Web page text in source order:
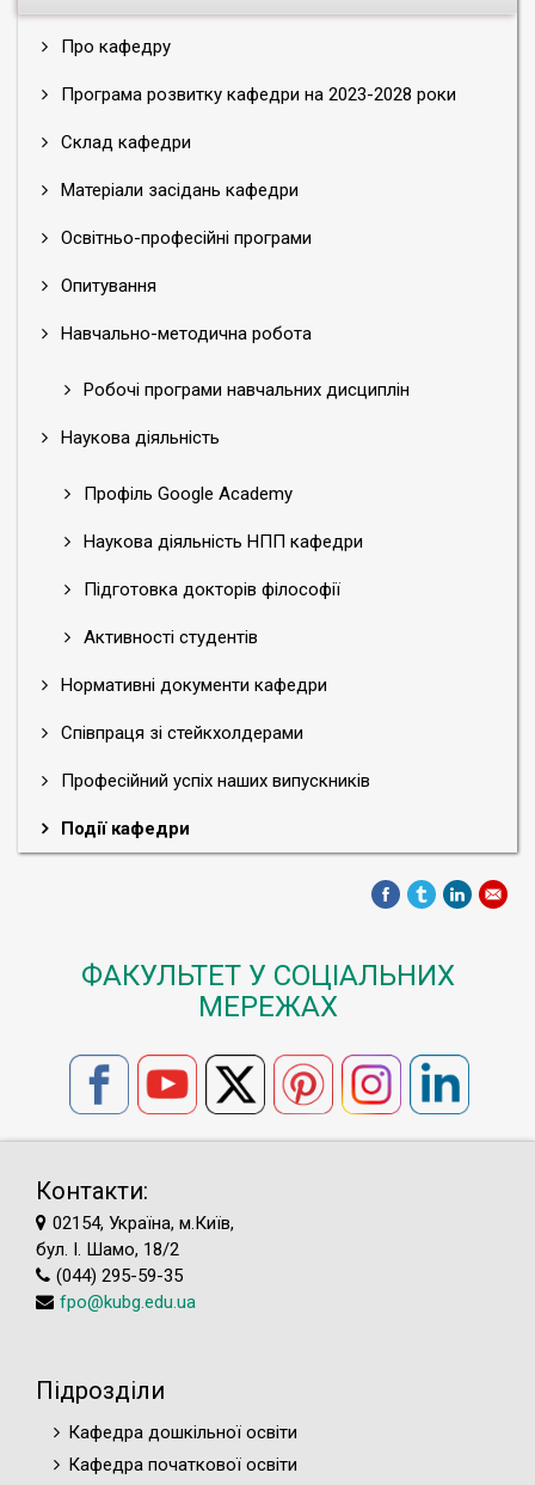
Про кафедру
Програма розвитку кафедри на 2023-2028 роки
Склад кафедри
Матеріали засідань кафедри
Освітньо-професійні програми
Опитування
Навчально-методична робота
Робочі програми навчальних дисциплін
Наукова діяльність
Профіль Google Academy
Наукова діяльність НПП кафедри
Підготовка докторів філософії
Активності студентів
Нормативні документи кафедри
Співпраця зі стейкхолдерами
Професійний успіх наших випускників
Події кафедри
ФАКУЛЬТЕТ У СОЦІАЛЬНИХ
МЕРЕЖАХ
Контакти:
02154, Україна, м.Київ,
бул. І. Шамо, 18/2
(044) 295-59-35
fpo@kubg.edu.ua
Підрозділи
Кафедра дошкільної освіти
Кафедра початкової освіти